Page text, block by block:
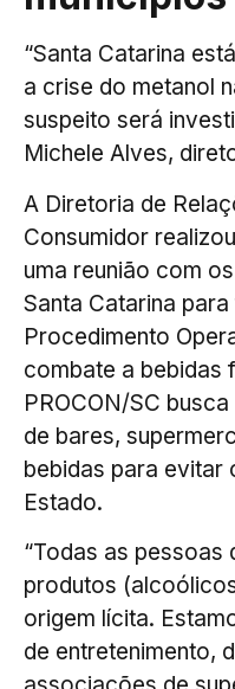
“Santa Catarina
a crise do metanol
suspeito será
Michele Alves,
A Diretoria de
Consumidor
uma reunião com
Santa Catarina
Procedimento
combate a bebidas
PROCON/SC
de bares,
bebidas para evitar
Estado.
“Todas as pessoas
produtos
origem lícita.
de entretenimento,